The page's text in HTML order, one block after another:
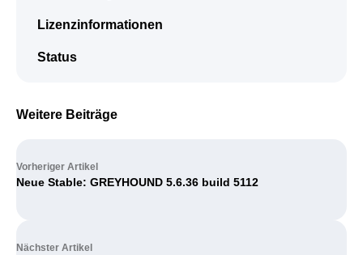
Lizenzinformationen
Status
Weitere Beiträge
Vorheriger Artikel
Neue Stable: GREYHOUND 5.6.36 build 5112
Nächster Artikel